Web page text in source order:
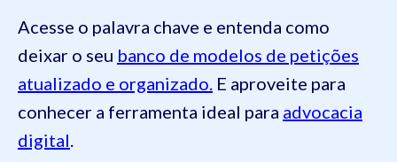
Acesse o palavra chave e entenda como
deixar o seu banco de modelos de petições
atualizado e organizado. E aproveite para
conhecer a ferramenta ideal para advocacia
digital.